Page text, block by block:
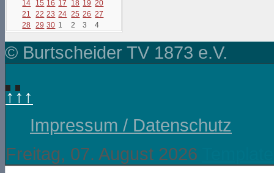
14
15 16 17 18 19 20
21
22 23 24 25 26 27
28 29 30 1 2 3 4
© Burtscheider TV 1873 e.V.
↑↑↑
Impressum / Datenschutz
Freitag, 07. August 2026